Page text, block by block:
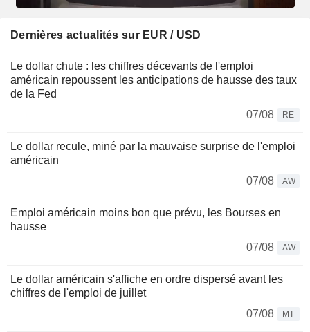
Dernières actualités sur EUR / USD
Le dollar chute : les chiffres décevants de l'emploi
américain repoussent les anticipations de hausse des taux
de la Fed
07/08
RE
Le dollar recule, miné par la mauvaise surprise de l'emploi
américain
07/08
AW
Emploi américain moins bon que prévu, les Bourses en
hausse
07/08
AW
Le dollar américain s'affiche en ordre dispersé avant les
chiffres de l'emploi de juillet
07/08
MT